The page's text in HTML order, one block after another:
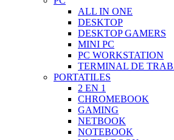
ALL IN ONE
DESKTOP
DESKTOP GAMERS
MINI PC
PC WORKSTATION
TERMINAL DE
PORTATILES
2 EN 1
CHROMEBOOK
GAMING
NETBOOK
NOTEBOOK